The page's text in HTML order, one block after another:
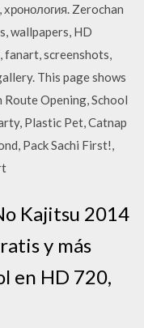
Zerochan
wallpapers, HD
fanart, screenshots,
This page shows
Opening, School
Plastic Pet, Catnap
Pack Sachi First!,
Kajitsu 2014
y más
en HD 720,